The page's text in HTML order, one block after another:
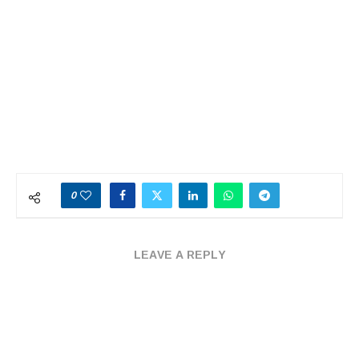
0
LEAVE A REPLY